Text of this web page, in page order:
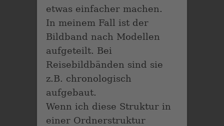
etwas einfacher machen.
In meinem Fall ist der
Bildband nach Modellen
aufgeteilt. Bei
Reisebildbänden sind sie
z.B. chronologisch
aufgebaut.
Wenn ich diese Struktur in
einer Ordnerstruktur